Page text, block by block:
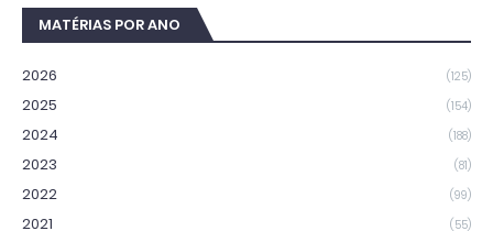
MATÉRIAS POR ANO
2026 (125)
2025 (154)
2024 (188)
2023 (81)
2022 (99)
2021 (55)